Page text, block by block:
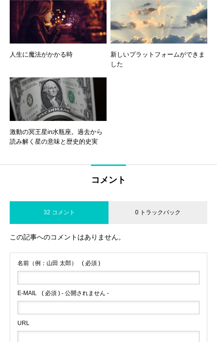
人生に魔法がかかる時
新しいプラットフォームができま
した
激動の冥王星in水瓶座。過去から
読み解く星の意味と歴史的史実
コメント
32 コメント 0 トラックバック
この記事へのコメントはありません。
名前（例：山田 太郎） ( 必須 )
E-MAIL ( 必須 ) - 公開されません -
URL